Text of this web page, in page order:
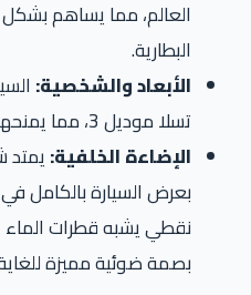
العالم، مما يساهم
البطارية.
الأبعاد والشخصية:
تسلا موديل 3، مما يمنحها حضورًا أقوى على الطريق.
الإضاءة الخلفية:
بعرض السيارة بالكامل
نقطي يشبه قطرات الماء
بصمة ضوئية مميزة